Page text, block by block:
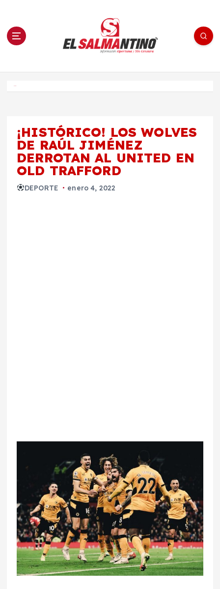
n El Salmantino - medios/noticias/editorial
¡HISTÓRICO! LOS WOLVES
DE RAÚL JIMÉNEZ
DERROTAN AL UNITED EN
OLD TRAFFORD
DEPORTE enero 4, 2022